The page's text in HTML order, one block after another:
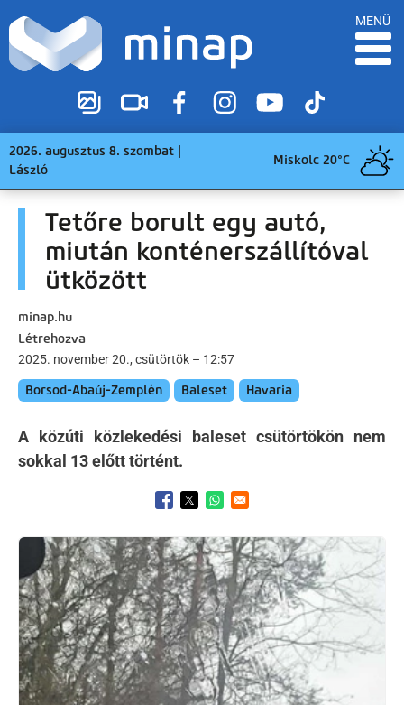
MENÜ
2026. augusztus 8. szombat |
László
Miskolc 20°C
Tetőre borult egy autó,
miután konténerszállítóval
ütközött
minap.hu
Létrehozva
2025. november 20., csütörtök – 12:57
Borsod-Abaúj-Zemplén Baleset Havaria
A közúti közlekedési baleset csütörtökön nem
sokkal 13 előtt történt.
Opens in a new window
Opens in a new window
Opens in a new window
Kép